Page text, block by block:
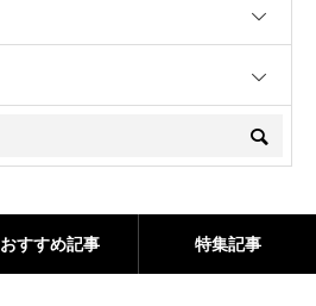
おすすめ記事 特集記事